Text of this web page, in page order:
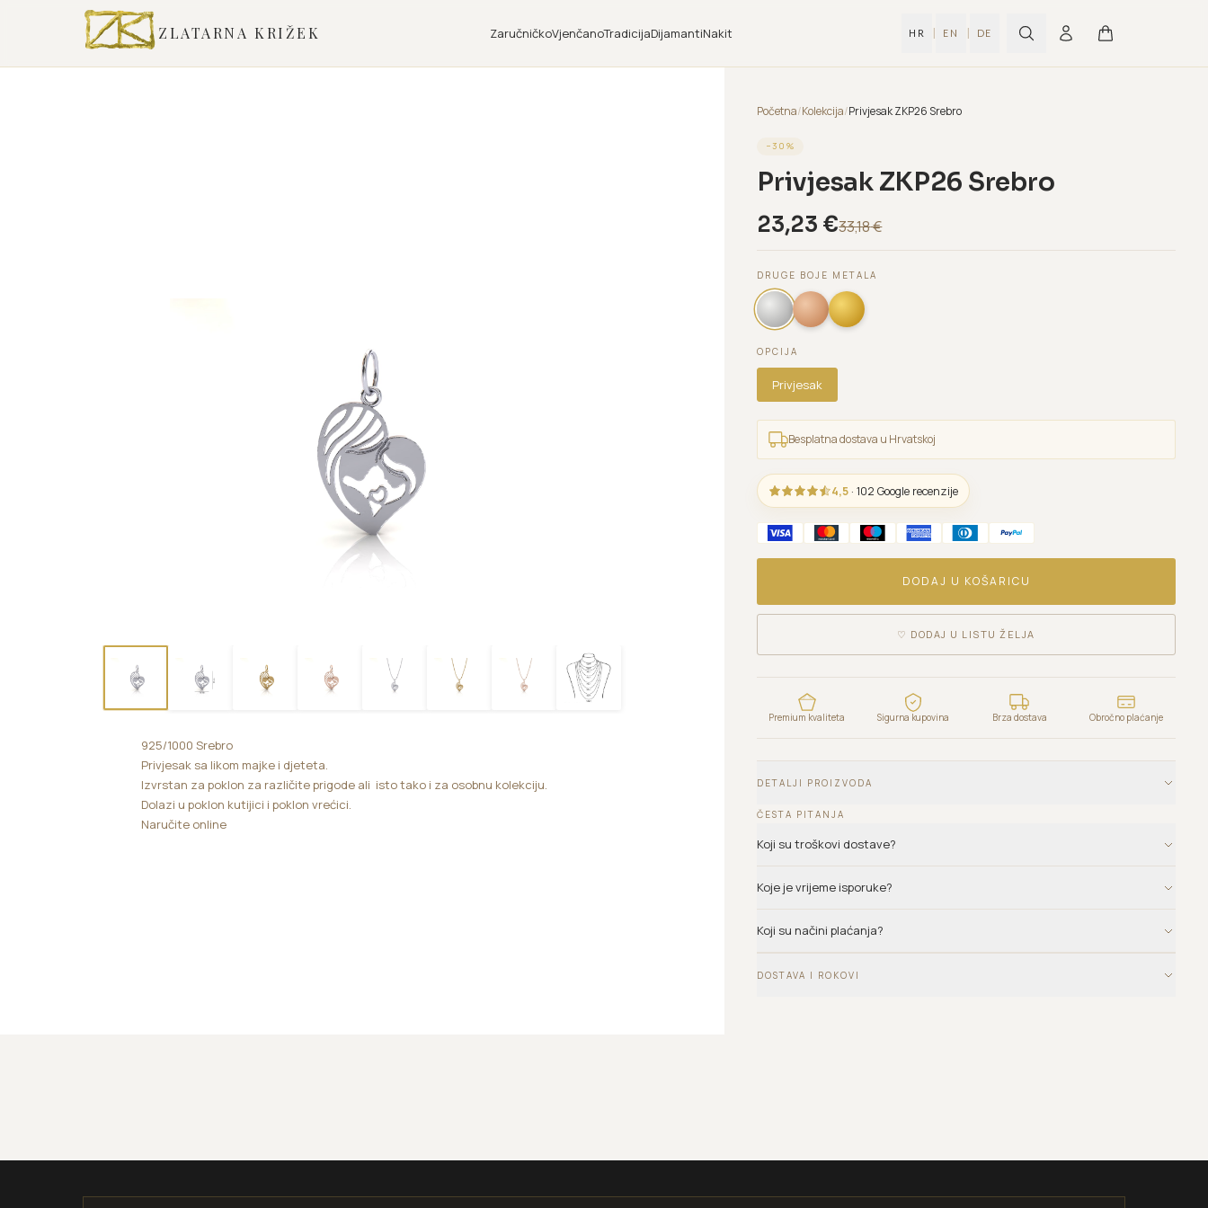
ZLATARNA KRIŽEK ZaručničkoVjenčanoTradicijaDijamantiNakit HR | EN | DE
925/1000 Srebro
Privjesak sa likom majke i djeteta.
Izvrstan za poklon za različite prigode ali isto tako i za osobnu kolekciju.
Dolazi u poklon kutijici i poklon vrećici.
Naručite online
Početna/Kolekcija/Privjesak ZKP26 Srebro
−30 %
Privjesak ZKP26 Srebro
23,23 €33,18€
DRUGE BOJE METALA
OPCIJA
Privjesak
Besplatna dostava u Hrvatskoj
4,5 · 102 Google recenzije
DODAJ U KOŠARICU
♡ DODAJ U LISTU ŽELJA
Premium kvaliteta Sigurna kupovina Brza dostava Obročno plaćanje
DETALJI PROIZVODA
ČESTA PITANJA
Koji su troškovi dostave?
Koje je vrijeme isporuke?
Koji su načini plaćanja?
DOSTAVA I ROKOVI